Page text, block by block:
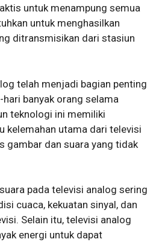
untuk menampung semua
untuk menghasilkan
ditransmisikan dari stasiun
telah menjadi bagian penting
banyak orang selama
teknologi ini memiliki
kelemahan utama dari televisi
gambar dan suara yang tidak
pada televisi analog sering
cuaca, kekuatan sinyal, dan
Selain itu, televisi analog
energi untuk dapat